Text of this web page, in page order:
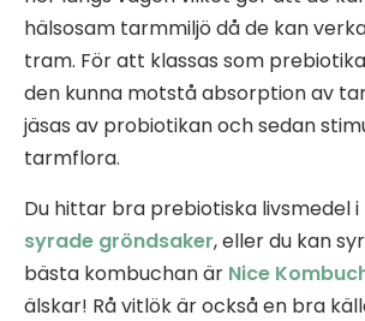
hälsosam tarmmiljö då de kan
tram. För att klassas som
den kunna motstå absorption av
jäsas av probiotikan och sedan
tarmflora.
Du hittar bra prebiotiska livsmedel i
syrade gröndsaker, eller du kan
bästa kombuchan är Nice
älskar! Rå vitlök är också en bra